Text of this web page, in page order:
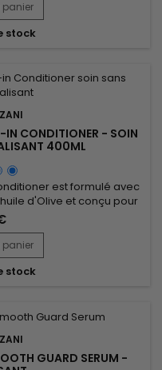
pour les rendre plus doux
un niveau de pH naturel
panier
stock
IN CONDITIONER - SOIN
400ML
est formulé avec
d'Olive et conçu pour
les cheveux. Il nourrit
et augmente la
contre les dommages
ou abîmés, Mizani 25
panier
stock
GUARD SERUM -